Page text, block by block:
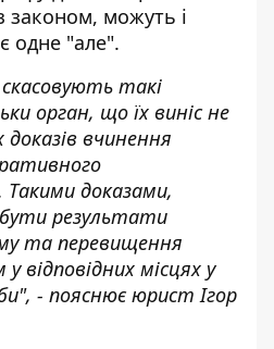
законом, можуть і
одне "але".
такі
орган, що їх виніс не
вчинення
доказами,
результати
та перевищення
відповідних місцях у
- пояснює юрист Ігор